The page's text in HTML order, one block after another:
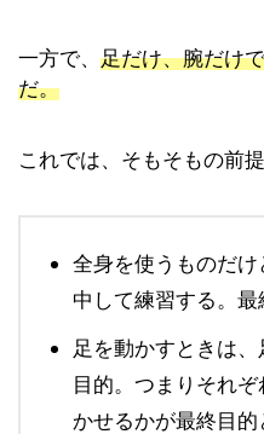
一方で、 足だけ、腕だけ
だ。
これでは、そもそもの前
全身を使うものだ
中して練習する。最
足を動かすときは
目的。つまりそれ
かせるかが最終目的